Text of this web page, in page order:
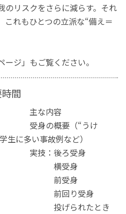
のリスクをさらに減らす。それ
これもひとつの立派な“備え＝
ジ」もご覧ください。
間
容
（“うけ
生に多い事故例など）
ろ受身
身
身
受身
たとき